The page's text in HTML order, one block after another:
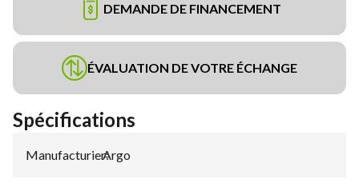
DEMANDE DE FINANCEMENT
ÉVALUATION DE VOTRE ÉCHANGE
Spécifications
Manufacturier:
Argo